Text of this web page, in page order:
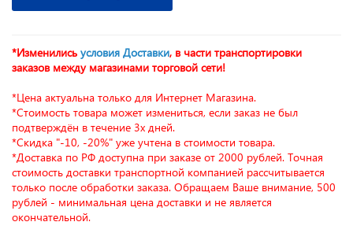
*Изменились условия Доставки, в части транспортировки
заказов между магазинами торговой сети!
*Цена актуальна только для Интернет Магазина.
*Стоимость товара может измениться, если заказ не был
подтверждён в течение 3х дней.
*Скидка "-10, -20%" уже учтена в стоимости товара.
*Доставка по РФ доступна при заказе от 2000 рублей. Точная
стоимость доставки транспортной компанией рассчитывается
только после обработки заказа. Обращаем Ваше внимание, 500
рублей - минимальная цена доставки и не является
окончательной.